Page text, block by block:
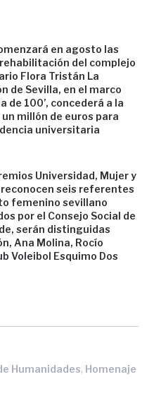
en agosto las
del complejo
Flora Tristán La
de Sevilla, en el marco
de 100’, concederá a la
millón de euros para
universitaria
Universidad, Mujer y
reconocen seis referentes
femenino sevillano
por el Consejo Social de
serán distinguidas
Ana Molina, Rocío
Voleibol Esquimo Dos
Humanidades, Homenaje